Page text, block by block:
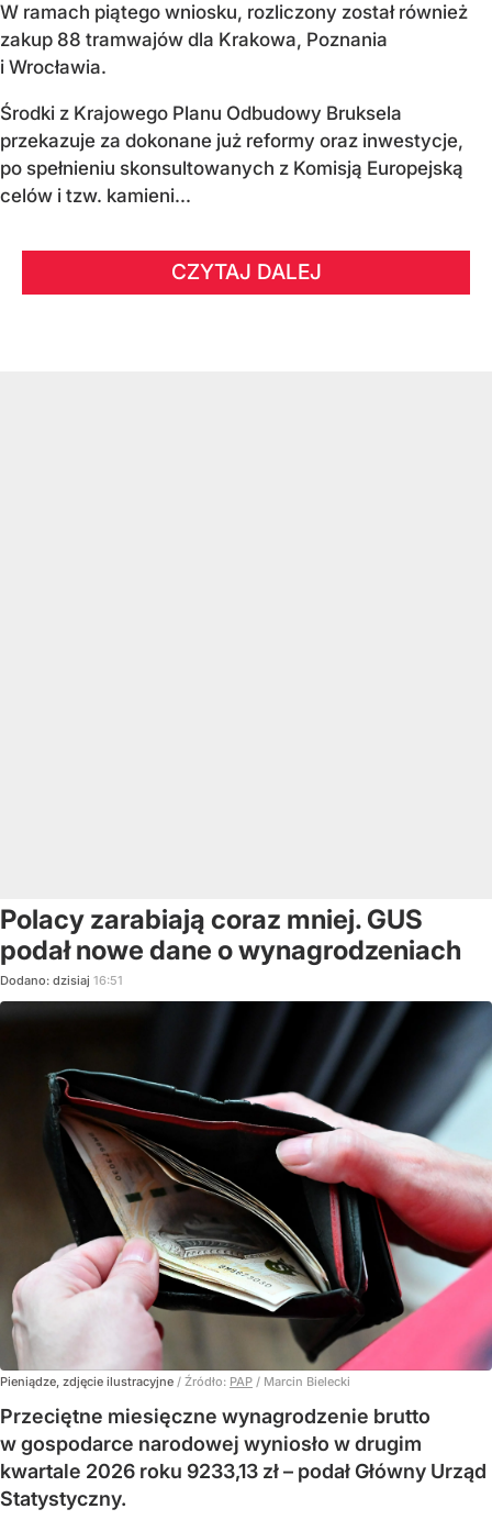
W ramach piątego wniosku, rozliczony został również
zakup 88 tramwajów dla Krakowa, Poznania
i Wrocławia.
Środki z Krajowego Planu Odbudowy Bruksela
przekazuje za dokonane już reformy oraz inwestycje,
po spełnieniu skonsultowanych z Komisją Europejską
celów i tzw. kamieni...
CZYTAJ DALEJ
Polacy zarabiają coraz mniej. GUS
podał nowe dane o wynagrodzeniach
Dodano: dzisiaj 16:51
Pieniądze, zdjęcie ilustracyjne / Źródło: PAP / Marcin Bielecki
Przeciętne miesięczne wynagrodzenie brutto
w gospodarce narodowej wyniosło w drugim
kwartale 2026 roku 9233,13 zł – podał Główny Urząd
Statystyczny.